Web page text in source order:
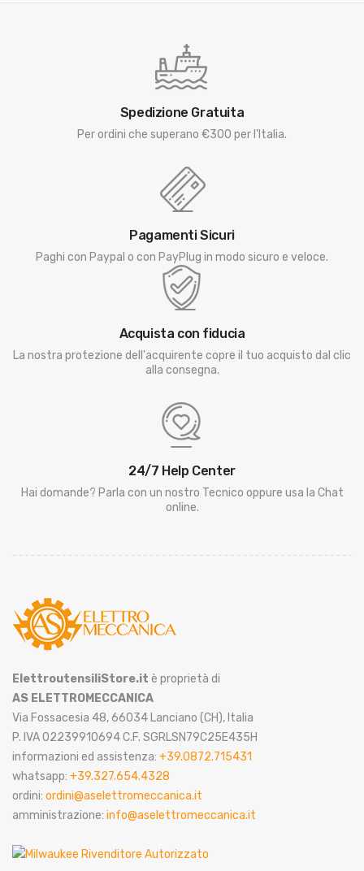
Spedizione Gratuita
Per ordini che superano €300 per l'Italia.
Pagamenti Sicuri
Paghi con Paypal o con PayPlug in modo sicuro e veloce.
Acquista con fiducia
La nostra protezione dell'acquirente copre il tuo acquisto dal clic
alla consegna.
24/7 Help Center
Hai domande? Parla con un nostro Tecnico oppure usa la Chat
online.
ElettroutensiliStore.it è proprietà di
AS ELETTROMECCANICA
Via Fossacesia 48, 66034 Lanciano (CH), Italia
P. IVA 02239910694 C.F. SGRLSN79C25E435H
informazioni ed assistenza: +39.0872.715431
whatsapp: +39.327.654.4328
ordini: ordini@aselettromeccanica.it
amministrazione: info@aselettromeccanica.it